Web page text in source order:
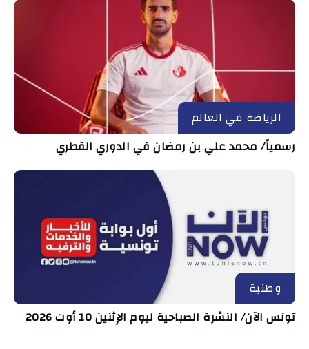
الرياضة في العالم
رسمياً/ محمد علي بن رمضان في الدوري القطري
وطنية
تونس الآن/ النشرة الصباحية ليوم الإثنين 10 أوت 2026